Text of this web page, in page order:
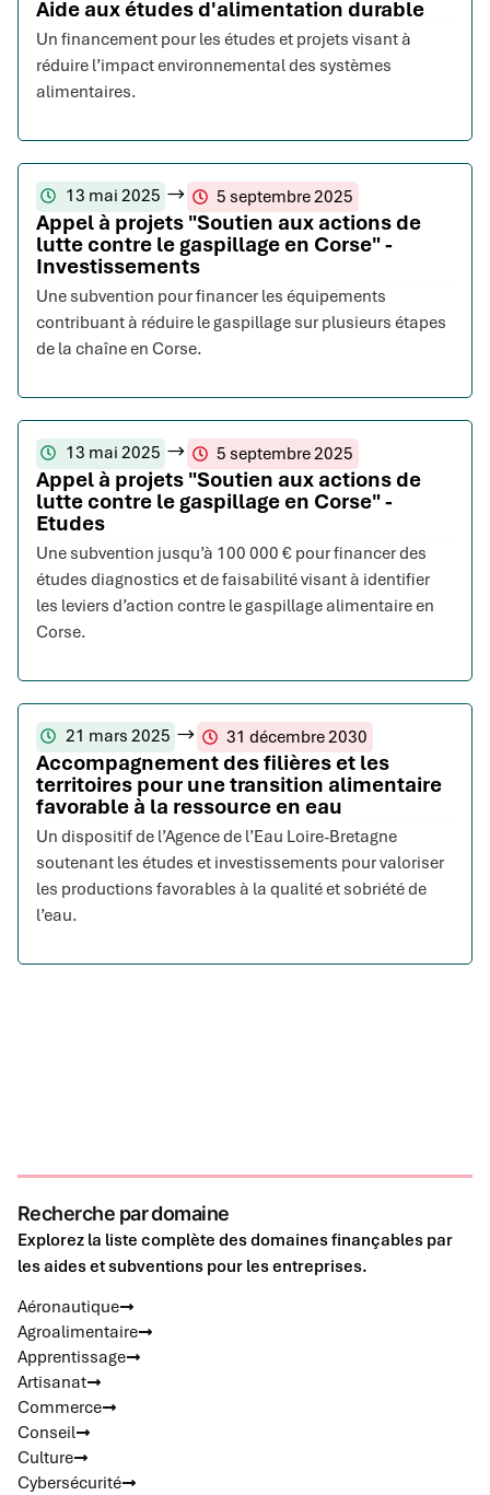
Aide aux études d'alimentation durable
Un financement pour les études et projets visant à
réduire l’impact environnemental des systèmes
alimentaires.
13 mai 2025 5 septembre 2025
Appel à projets "Soutien aux actions de
lutte contre le gaspillage en Corse" -
Investissements
Une subvention pour financer les équipements
contribuant à réduire le gaspillage sur plusieurs étapes
de la chaîne en Corse.
13 mai 2025 5 septembre 2025
Appel à projets "Soutien aux actions de
lutte contre le gaspillage en Corse" -
Etudes
Une subvention jusqu’à 100 000 € pour financer des
études diagnostics et de faisabilité visant à identifier
les leviers d’action contre le gaspillage alimentaire en
Corse.
21 mars 2025 31 décembre 2030
Accompagnement des filières et les
territoires pour une transition alimentaire
favorable à la ressource en eau
Un dispositif de l’Agence de l’Eau Loire-Bretagne
soutenant les études et investissements pour valoriser
les productions favorables à la qualité et sobriété de
l’eau.
Recherche par domaine
Explorez la liste complète des domaines finançables par
les aides et subventions pour les entreprises.
Aéronautique
Agroalimentaire
Apprentissage
Artisanat
Commerce
Conseil
Culture
Cybersécurité